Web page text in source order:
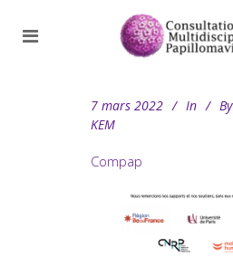
7 mars 2022 In By
KEM
Compap